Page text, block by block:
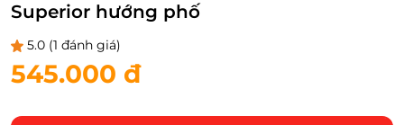
Superior hướng phố
5.0 (1 đánh giá)
545.000 đ